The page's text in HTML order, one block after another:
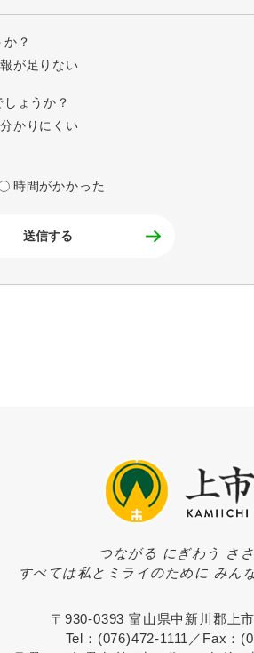
？
が足りない
ょうか？
分かりにくい
時間がかかった
つながる にぎわう さ
すべては私とミライのために みん
〒930-0393 富山県中新川郡上
Tel：(076)472-1111／Fax：